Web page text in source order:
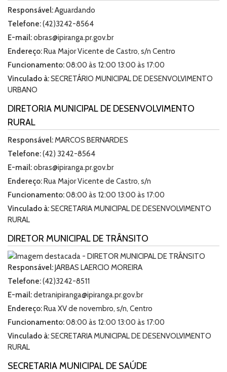
Responsável:Aguardando
Telefone:(42)3242-8564
E-mail:obras@ipiranga.pr.gov.br
Endereço:Rua Major Vicente de Castro, s/n Centro
Funcionamento:08:00 às 12:00 13:00 às 17:00
Vinculado à:SECRETÁRIO MUNICIPAL DE DESENVOLVIMENTO
URBANO
DIRETORIA MUNICIPAL DE DESENVOLVIMENTO
RURAL
Responsável:MARCOS BERNARDES
Telefone:(42) 3242-8564
E-mail:obras@ipiranga.pr.gov.br
Endereço:Rua Major Vicente de Castro, s/n
Funcionamento:08:00 às 12:00 13:00 às 17:00
Vinculado à:SECRETARIA MUNICIPAL DE DESENVOLVIMENTO
RURAL
DIRETOR MUNICIPAL DE TRÂNSITO
Responsável:JARBAS LAERCIO MOREIRA
Telefone:(42)3242-8511
E-mail:detranipiranga@ipiranga.pr.gov.br
Endereço:Rua XV de novembro, s/n, Centro
Funcionamento:08:00 às 12:00 13:00 às 17:00
Vinculado à:SECRETARIA MUNICIPAL DE DESENVOLVIMENTO
RURAL
SECRETARIA MUNICIPAL DE SAÚDE